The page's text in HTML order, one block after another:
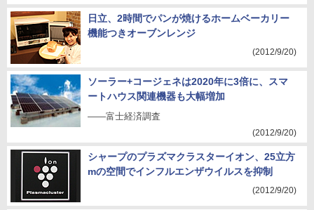
日立、2時間でパンが焼けるホームベーカリー
機能つきオーブンレンジ
(2012/9/20)
ソーラー+コージェネは2020年に3倍に、スマ
ートハウス関連機器も大幅増加
――富士経済調査
(2012/9/20)
シャープのプラズマクラスターイオン、25立方
mの空間でインフルエンザウイルスを抑制
(2012/9/20)